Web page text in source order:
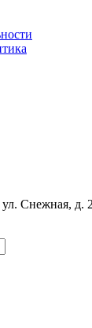
Снежная, д.